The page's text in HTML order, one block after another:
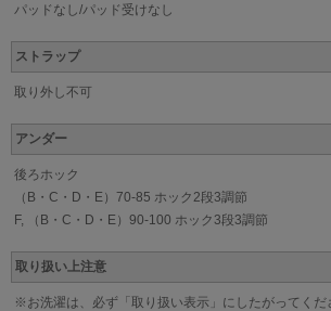
パッドなし/パッド受けなし
ストラップ
取り外し不可
アンダー
後ろホック
（B・C・D・E）70-85 ホック2段3調節
F, （B・C・D・E）90-100 ホック3段3調節
取り扱い上注意
※お洗濯は、必ず「取り扱い表示」にしたがってくだ